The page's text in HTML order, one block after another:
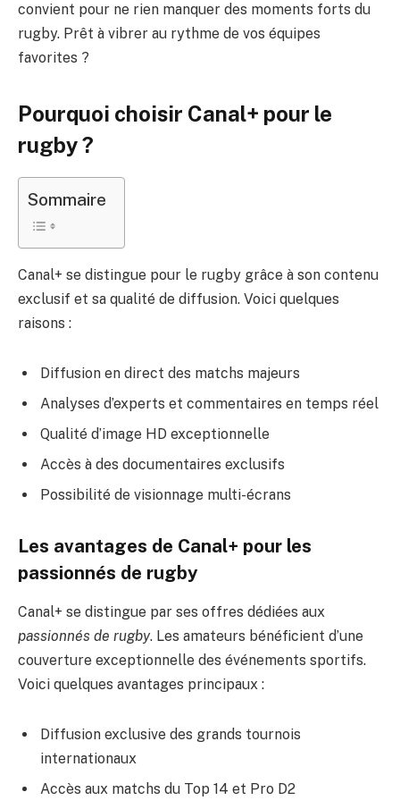
convient pour ne rien manquer des moments forts du
rugby. Prêt à vibrer au rythme de vos équipes
favorites ?
Pourquoi choisir Canal+ pour le
rugby ?
Sommaire
Canal+ se distingue pour le rugby grâce à son contenu
exclusif et sa qualité de diffusion. Voici quelques
raisons :
Diffusion en direct des matchs majeurs
Analyses d’experts et commentaires en temps réel
Qualité d’image HD exceptionnelle
Accès à des documentaires exclusifs
Possibilité de visionnage multi-écrans
Les avantages de Canal+ pour les
passionnés de rugby
Canal+ se distingue par ses offres dédiées aux
passionnés de rugby. Les amateurs bénéficient d’une
couverture exceptionnelle des événements sportifs.
Voici quelques avantages principaux :
Diffusion exclusive des grands tournois
internationaux
Accès aux matchs du Top 14 et Pro D2